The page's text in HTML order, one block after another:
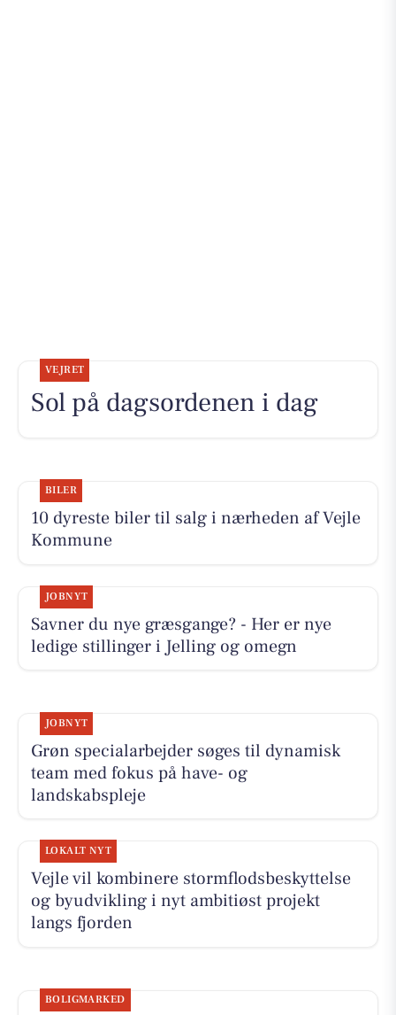
VEJRET
Sol på dagsordenen i dag
BILER
10 dyreste biler til salg i nærheden af Vejle
Kommune
JOBNYT
Savner du nye græsgange? - Her er nye
ledige stillinger i Jelling og omegn
JOBNYT
Grøn specialarbejder søges til dynamisk
team med fokus på have- og
landskabspleje
LOKALT NYT
Vejle vil kombinere stormflodsbeskyttelse
og byudvikling i nyt ambitiøst projekt
langs fjorden
BOLIGMARKED